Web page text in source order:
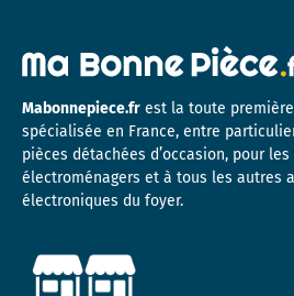
Mabonnepiece.fr est la toute
spécialisée en France, entre
pièces détachées d’occasion, pour
électroménagers et à tous les autres
électroniques du foyer.